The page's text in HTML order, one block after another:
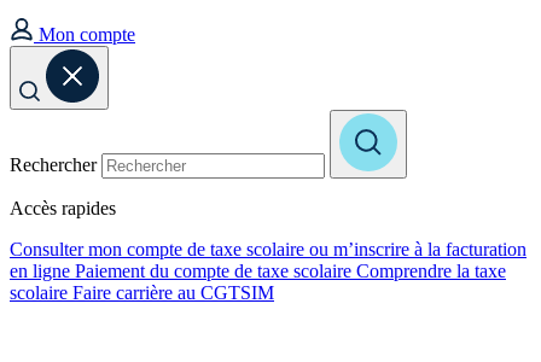
Mon compte
Rechercher
Accès rapides
Consulter mon compte de taxe scolaire ou m’inscrire à la facturation
en ligne Paiement du compte de taxe scolaire Comprendre la taxe
scolaire Faire carrière au CGTSIM